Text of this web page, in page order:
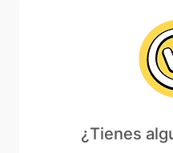
¿Tienes